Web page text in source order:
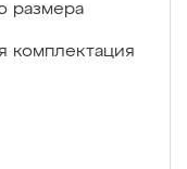
размера
комплектация